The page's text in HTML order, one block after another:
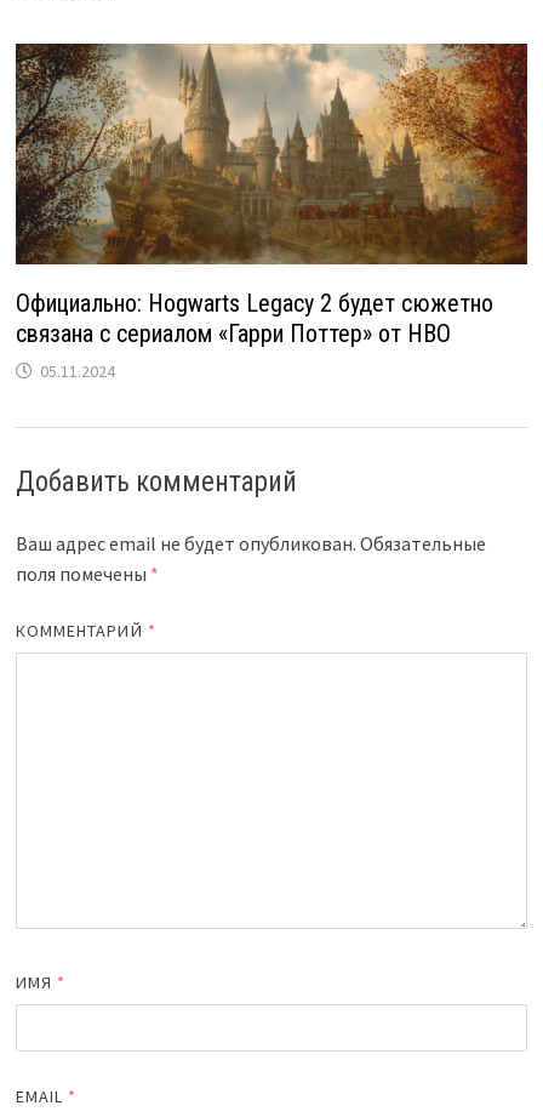
Официально: Hogwarts Legacy 2 будет сюжетно
связана с сериалом «Гарри Поттер» от HBO
05.11.2024
Добавить комментарий
Ваш адрес email не будет опубликован. Обязательные
поля помечены *
КОММЕНТАРИЙ *
ИМЯ *
EMAIL *